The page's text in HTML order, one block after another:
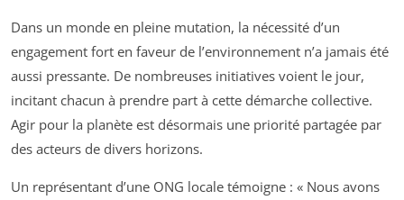
Dans un monde en pleine mutation, la nécessité d’un
engagement fort en faveur de l’environnement n’a jamais été
aussi pressante. De nombreuses initiatives voient le jour,
incitant chacun à prendre part à cette démarche collective.
Agir pour la planète est désormais une priorité partagée par
des acteurs de divers horizons.
Un représentant d’une ONG locale témoigne : « Nous avons